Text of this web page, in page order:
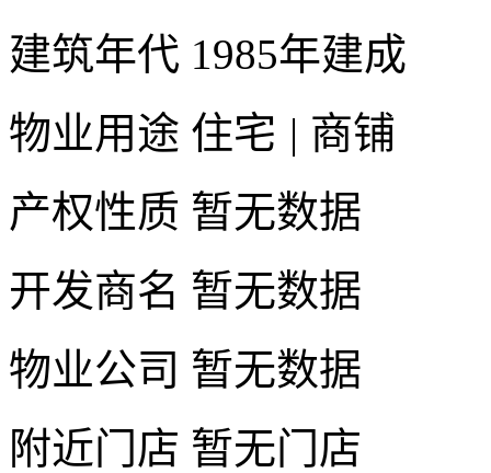
建筑年代 1985年建成
物业用途 住宅 | 商铺
产权性质 暂无数据
开发商名 暂无数据
物业公司 暂无数据
附近门店 暂无门店